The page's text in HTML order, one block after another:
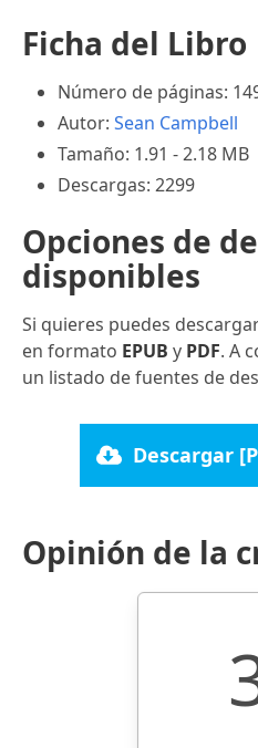
Ficha del Libro
Número de páginas:
Autor: Sean Campbell
Tamaño: 1.91 - 2.18 MB
Descargas: 2299
Opciones de
disponibles
Si quieres puedes
en formato EPUB y PDF. A
un listado de fuentes de
Descargar
Opinión de la